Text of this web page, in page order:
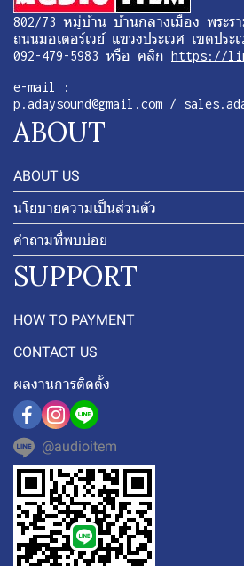
802/73 หมู่บ้าน บ้านกลางเมือง พระร
ถนนมอเตอร์เวย์ แขวงประเวศ เขตประ
092-479-5983 หรือ คลิก https://
e-mail :
p.adaysound@gmail.com /
ABOUT
ABOUT US
นโยบายความเป็นส่วนตัว
คำถามที่พบบ่อย
SUPPORT
HOW TO PAYMENT
CONTACT US
ผลงานการติดตั้ง
@audioitem